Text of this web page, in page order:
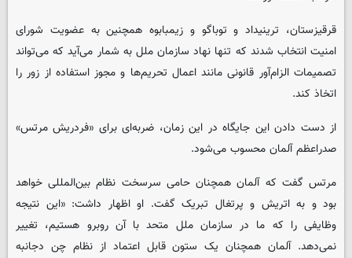
قرقیزستان، ترینیداد و توباگو و زیمبابوه همچنین به عضویت شورای
امنیت انتخاب شدند که تنها نهاد سازمان ملل به شمار می‌آید که می‌تواند
تصمیمات الزام‌آور قانونی مانند اعمال تحریم‌ها و مجوز استفاده از زور را
اتخاذ کند.
از دست دادن این جایگاه در این زمان، ضربه‌ای برای «فردریش مرتس»
صدراعظم آلمان محسوب می‌شود.
مرتس گفت که آلمان همچنان حامی سرسخت نظام بین‌المللی خواهد
بود و به اتریش و پرتغال تبریک گفت. او اظهار داشت: «این نتیجه
وظایفی را که ما در سازمان ملل متحد با آن روبرو هستیم، تغییر
نمی‌دهد. آلمان همچنان یک ستون قابل اعتماد از نظام چن دجانبه